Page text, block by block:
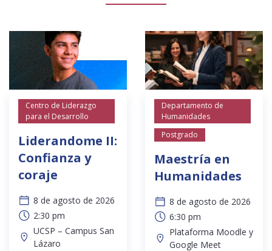
Centro de Liderazgo
para el Desarrollo
Liderandome II:
Confianza y
coraje
8 de agosto de 2026
2:30 pm
UCSP – Campus San
Lázaro
Departamento de
Humanidades
Postgrado
Maestría en
Humanidades
8 de agosto de 2026
6:30 pm
Plataforma Moodle y
Google Meet